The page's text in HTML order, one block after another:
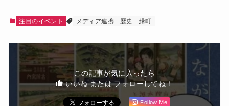
注目のイベント メディア連携 歴史 緑町
この記事が気に入ったら
いいね または フォローしてね！
Follow Me